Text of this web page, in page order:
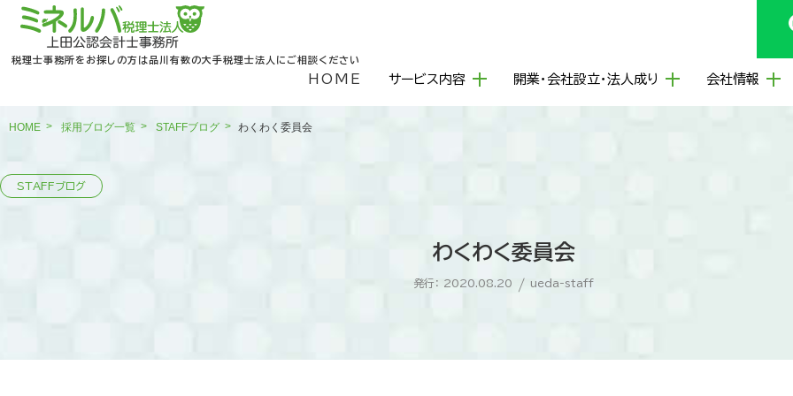
税理士事務所をお探しの方は品川有数の大手税理士法人にご相談ください
HOME サービス内容 開業・会社設立・法人成り 会社情報
HOME 採用ブログ一覧 STAFFブログ わくわく委員会
わくわく委員会
発行： 2020.08.20 / ueda-staff